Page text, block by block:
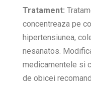
Tratament:
concentreaza pe
hipertensiunea,
nesanatos.
medicamentele si
de obicei